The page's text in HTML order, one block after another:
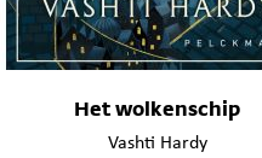
Het wolkenschip
Vashti Hardy